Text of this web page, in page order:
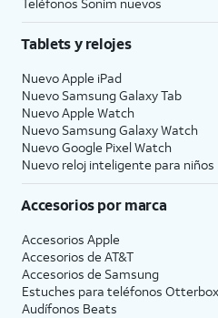
Tablets y relojes
Nuevo Apple iPad
Nuevo Samsung Galaxy Tab
Nuevo Apple Watch
Nuevo Samsung Galaxy Watch
Nuevo Google Pixel Watch
Nuevo reloj inteligente para niños
Accesorios por marca
Accesorios Apple
Accesorios de AT&T
Accesorios de Samsung
Estuches para teléfonos Otterbox
Audífonos Beats